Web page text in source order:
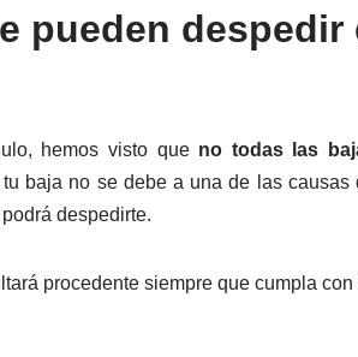
pueden despedir
hemos visto que no todas las
baja no se debe a una de las causas
despedirte.
procedente siempre que cumpla